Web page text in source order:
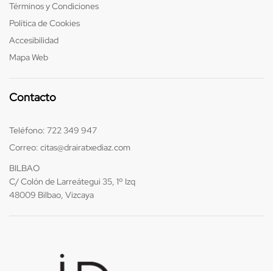
Términos y Condiciones
Política de Cookies
Accesibilidad
Mapa Web
Contacto
Teléfono: 722 349 947
Correo: citas@drairatxediaz.com
BILBAO
C/ Colón de Larreátegui 35, 1º Izq
48009 Bilbao, Vizcaya